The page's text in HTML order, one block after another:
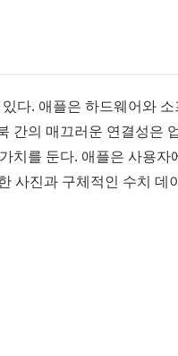
다. 애플은 하드웨어와 소
간의 매끄러운 연결성은
치를 둔다. 애플은 사용자
사진과 구체적인 수치 데